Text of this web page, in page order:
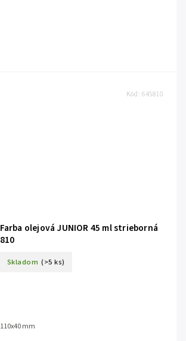
Farba olejová JUNIOR 45 ml strieborná
810
Skladom (>5 ks)
110x40 mm
Kód: 645810